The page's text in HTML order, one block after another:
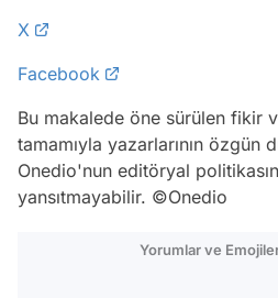
X
Facebook
Bu makalede öne sürülen fikir
tamamıyla yazarlarının özgün
Onedio'nun editöryal
yansıtmayabilir. ©Onedio
Yorumlar ve